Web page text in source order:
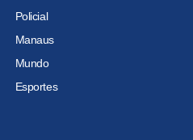
Policial
Manaus
Mundo
Esportes